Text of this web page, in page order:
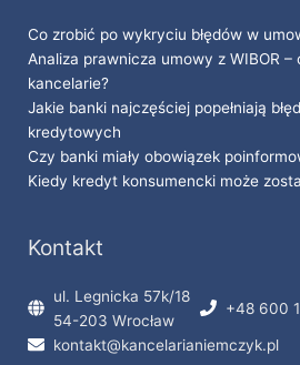
Co zrobić po wykryciu błędów w
Analiza prawnicza umowy z WIBOR –
kancelarie?
Jakie banki najczęściej popełniają
kredytowych
Czy banki miały obowiązek
Kiedy kredyt konsumencki może
Kontakt
ul. Legnicka 57k/18
54-203 Wrocław
+48 600
kontakt@kancelarianiemczyk.pl